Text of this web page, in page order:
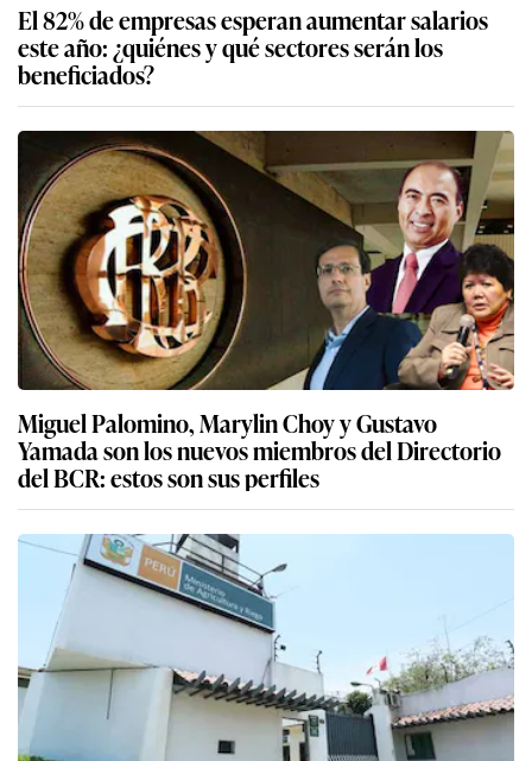
El 82% de empresas esperan aumentar salarios
este año: ¿quiénes y qué sectores serán los
beneficiados?
Miguel Palomino, Marylin Choy y Gustavo
Yamada son los nuevos miembros del Directorio
del BCR: estos son sus perfiles